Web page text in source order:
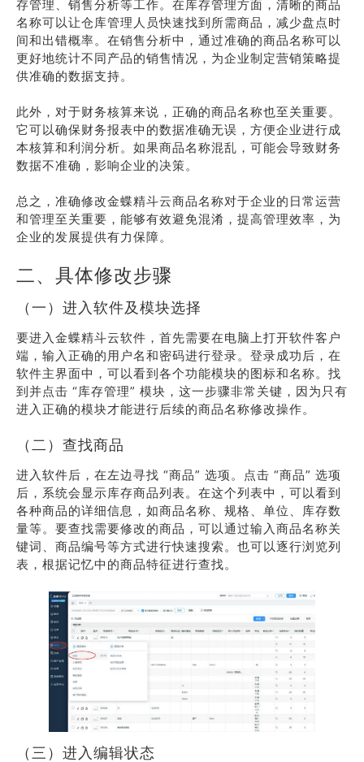
存管理、销售分析等工作。在库存管理方面，清晰的商品
名称可以让仓库管理人员快速找到所需商品，减少盘点时
间和出错概率。在销售分析中，通过准确的商品名称可以
更好地统计不同产品的销售情况，为企业制定营销策略提
供准确的数据支持。
此外，对于财务核算来说，正确的商品名称也至关重要。
它可以确保财务报表中的数据准确无误，方便企业进行成
本核算和利润分析。如果商品名称混乱，可能会导致财务
数据不准确，影响企业的决策。
总之，准确修改金蝶精斗云商品名称对于企业的日常运营
和管理至关重要，能够有效避免混淆，提高管理效率，为
企业的发展提供有力保障。
二、具体修改步骤
（一）进入软件及模块选择
要进入金蝶精斗云软件，首先需要在电脑上打开软件客户
端，输入正确的用户名和密码进行登录。登录成功后，在
软件主界面中，可以看到各个功能模块的图标和名称。找
到并点击 “库存管理” 模块，这一步骤非常关键，因为只有
进入正确的模块才能进行后续的商品名称修改操作。
（二）查找商品
进入软件后，在左边寻找 “商品” 选项。点击 “商品” 选项
后，系统会显示库存商品列表。在这个列表中，可以看到
各种商品的详细信息，如商品名称、规格、单位、库存数
量等。要查找需要修改的商品，可以通过输入商品名称关
键词、商品编号等方式进行快速搜索。也可以逐行浏览列
表，根据记忆中的商品特征进行查找。
（三）进入编辑状态